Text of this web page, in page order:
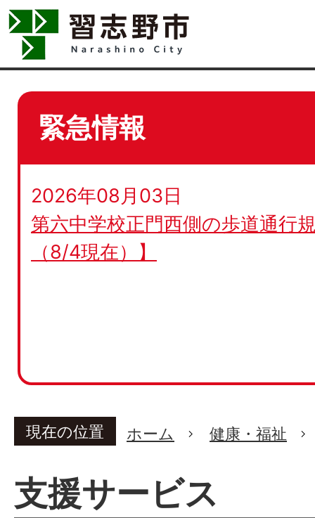
緊急情報
2026年08月03日
第六中学校正門西側の歩道通行
（8/4現在）】
現在の位置 ホーム 健康・福祉
支援サービス